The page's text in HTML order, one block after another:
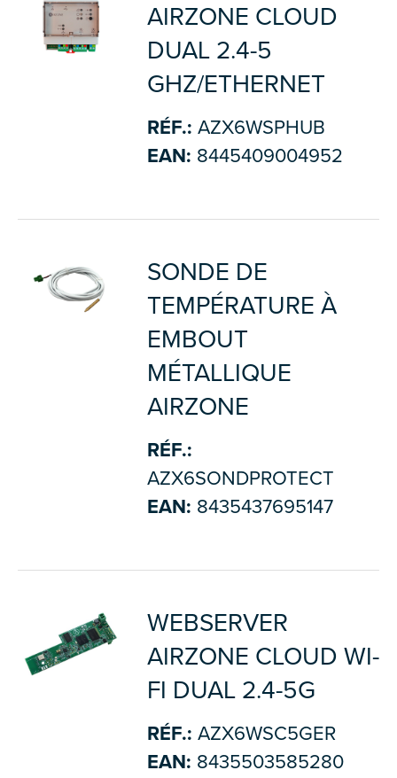
AIRZONE CLOUD
DUAL 2.4-5
GHZ/ETHERNET
RÉF.: AZX6WSPHUB
EAN: 8445409004952
SONDE DE
TEMPÉRATURE À
EMBOUT
MÉTALLIQUE
AIRZONE
RÉF.:
AZX6SONDPROTECT
EAN: 8435437695147
WEBSERVER
AIRZONE CLOUD WI-
FI DUAL 2.4-5G
RÉF.: AZX6WSC5GER
EAN: 8435503585280